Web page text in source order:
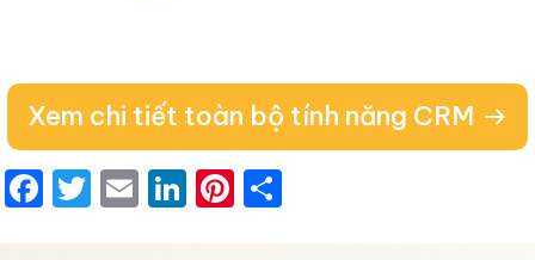
Xem chi tiết toàn bộ tính năng CRM
Facebook
Twitter
EmailLinkedIn
Pinterest